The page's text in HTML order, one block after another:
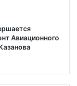
Авиационного